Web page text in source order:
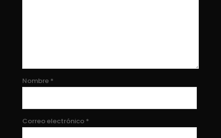
Nombre *
Correo electrónico *